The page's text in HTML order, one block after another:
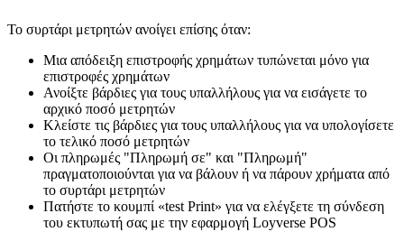
Το συρτάρι μετρητών ανοίγει επίσης όταν:
Μια απόδειξη επιστροφής χρημάτων τυπώνεται μόνο για
επιστροφές χρημάτων
Ανοίξτε βάρδιες για τους υπαλλήλους για να εισάγετε το
αρχικό ποσό μετρητών
Κλείστε τις βάρδιες για τους υπαλλήλους για να υπολογίσετε
το τελικό ποσό μετρητών
Οι πληρωμές "Πληρωμή σε" και "Πληρωμή"
πραγματοποιούνται για να βάλουν ή να πάρουν χρήματα από
το συρτάρι μετρητών
Πατήστε το κουμπί «test Print» για να ελέγξετε τη σύνδεση
του εκτυπωτή σας με την εφαρμογή Loyverse POS